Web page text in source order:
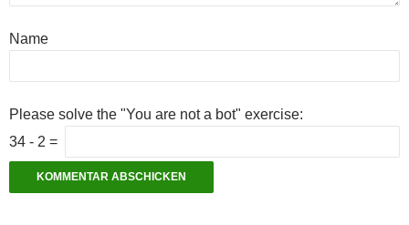
Name
Please solve the "You are not a bot" exercise:
34 - 2 =